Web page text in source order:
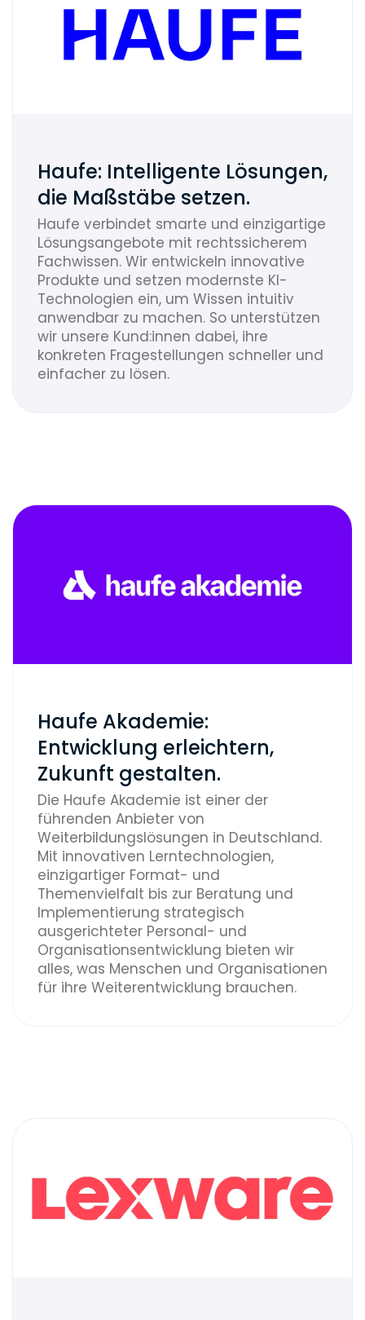
Haufe: Intelligente Lösungen,
die Maßstäbe setzen.
Haufe verbindet smarte und einzigartige
Lösungsangebote mit rechtssicherem
Fachwissen. Wir entwickeln innovative
Produkte und setzen modernste KI-
Technologien ein, um Wissen intuitiv
anwendbar zu machen. So unterstützen
wir unsere Kund:innen dabei, ihre
konkreten Fragestellungen schneller und
einfacher zu lösen.
Haufe Akademie:
Entwicklung erleichtern,
Zukunft gestalten.
Die Haufe Akademie ist einer der
führenden Anbieter von
Weiterbildungslösungen in Deutschland.
Mit innovativen Lerntechnologien,
einzigartiger Format- und
Themenvielfalt bis zur Beratung und
Implementierung strategisch
ausgerichteter Personal- und
Organisationsentwicklung bieten wir
alles, was Menschen und Organisationen
für ihre Weiterentwicklung brauchen.